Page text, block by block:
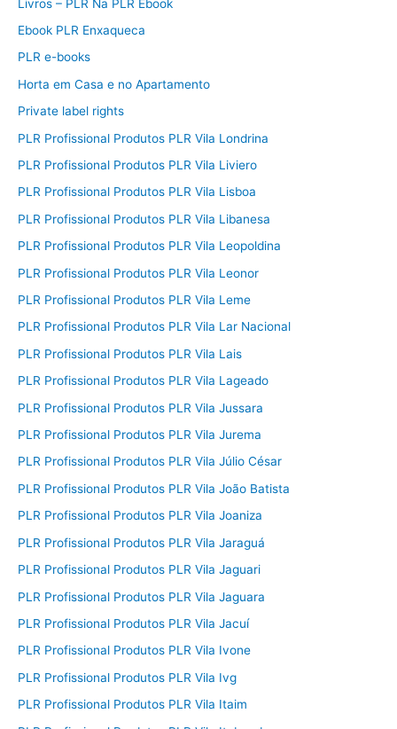
Livros – PLR Na PLR Ebook
Ebook PLR Enxaqueca
PLR e-books
Horta em Casa e no Apartamento
Private label rights
PLR Profissional Produtos PLR Vila Londrina
PLR Profissional Produtos PLR Vila Liviero
PLR Profissional Produtos PLR Vila Lisboa
PLR Profissional Produtos PLR Vila Libanesa
PLR Profissional Produtos PLR Vila Leopoldina
PLR Profissional Produtos PLR Vila Leonor
PLR Profissional Produtos PLR Vila Leme
PLR Profissional Produtos PLR Vila Lar Nacional
PLR Profissional Produtos PLR Vila Lais
PLR Profissional Produtos PLR Vila Lageado
PLR Profissional Produtos PLR Vila Jussara
PLR Profissional Produtos PLR Vila Jurema
PLR Profissional Produtos PLR Vila Júlio César
PLR Profissional Produtos PLR Vila João Batista
PLR Profissional Produtos PLR Vila Joaniza
PLR Profissional Produtos PLR Vila Jaraguá
PLR Profissional Produtos PLR Vila Jaguari
PLR Profissional Produtos PLR Vila Jaguara
PLR Profissional Produtos PLR Vila Jacuí
PLR Profissional Produtos PLR Vila Ivone
PLR Profissional Produtos PLR Vila Ivg
PLR Profissional Produtos PLR Vila Itaim